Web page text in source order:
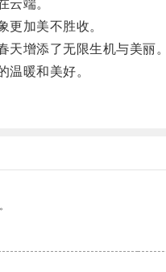
端。
加美不胜收。
增添了无限生机与美丽。
暖和美好。